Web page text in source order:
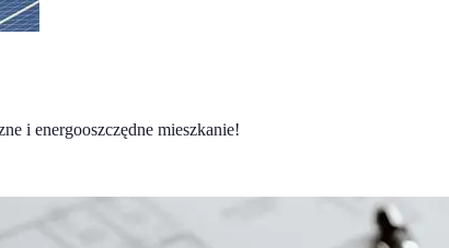
i energooszczędne mieszkanie!